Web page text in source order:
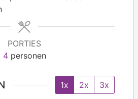
PORTIES
4 personen
1x 2x
3x